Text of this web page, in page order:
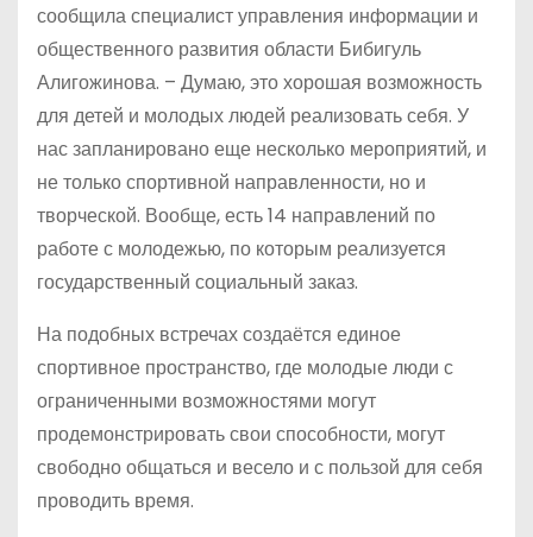
сообщила специалист управления информации и
общественного развития области Бибигуль
Алигожинова. – Думаю, это хорошая возможность
для детей и молодых людей реализовать себя. У
нас запланировано еще несколько мероприятий, и
не только спортивной направленности, но и
творческой. Вообще, есть 14 направлений по
работе с молодежью, по которым реализуется
государственный социальный заказ.
На подобных встречах создаётся единое
спортивное пространство, где молодые люди с
ограниченными возможностями могут
продемонстрировать свои способности, могут
свободно общаться и весело и с пользой для себя
проводить время.